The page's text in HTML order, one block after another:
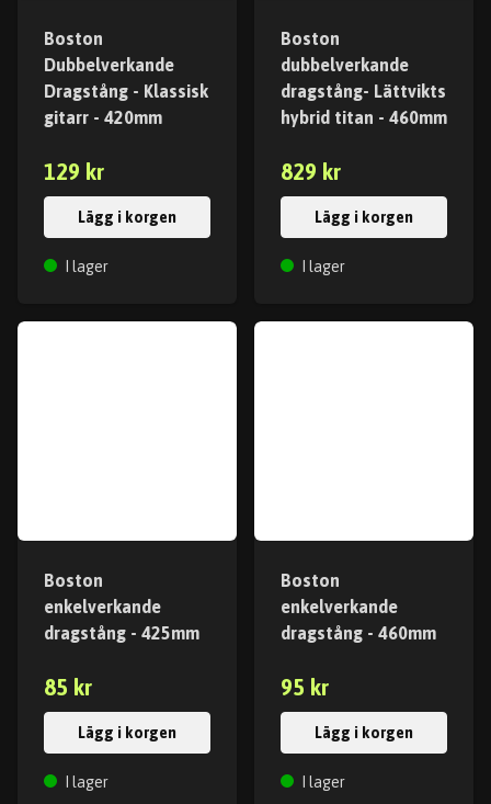
Boston
Dubbelverkande
Dragstång - Klassisk
gitarr - 420mm
129 kr
Lägg i korgen
I lager
Boston
dubbelverkande
dragstång- Lättvikts
hybrid titan - 460mm
829 kr
Lägg i korgen
I lager
Boston
enkelverkande
dragstång - 425mm
85 kr
Lägg i korgen
I lager
Boston
enkelverkande
dragstång - 460mm
95 kr
Lägg i korgen
I lager